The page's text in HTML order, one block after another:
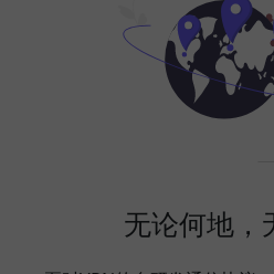
无论何地，